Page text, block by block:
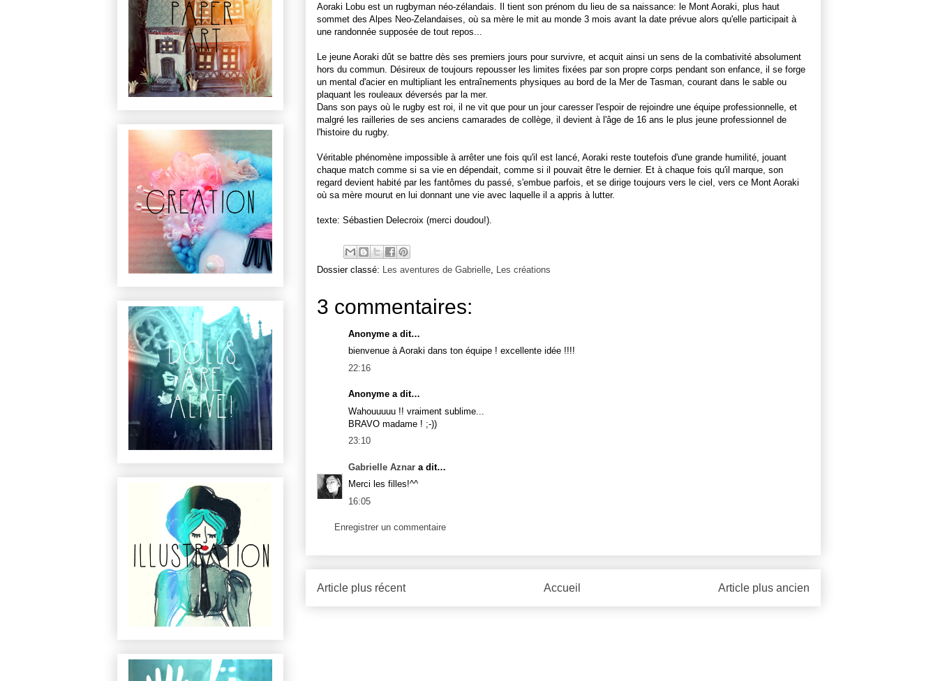
Aoraki Lobu est un rugbyman néo-zélandais. Il tient son prénom du lieu de sa naissance: le Mont Aoraki, plus haut
sommet des Alpes Neo-Zelandaises, où sa mère le mit au monde 3 mois avant la date prévue alors qu'elle participait à
une randonnée supposée de tout repos...
Le jeune Aoraki dût se battre dès ses premiers jours pour survivre, et acquit ainsi un sens de la combativité absolument
hors du commun. Désireux de toujours repousser les limites fixées par son propre corps pendant son enfance, il se forge
un mental d'acier en multipliant les entraînements physiques au bord de la Mer de Tasman, courant dans le sable ou
plaquant les rouleaux déversés par la mer.
Dans son pays où le rugby est roi, il ne vit que pour un jour caresser l'espoir de rejoindre une équipe professionnelle, et
malgré les railleries de ses anciens camarades de collège, il devient à l'âge de 16 ans le plus jeune professionnel de
l'histoire du rugby.
Véritable phénomène impossible à arrêter une fois qu'il est lancé, Aoraki reste toutefois d'une grande humilité, jouant
chaque match comme si sa vie en dépendait, comme si il pouvait être le dernier. Et à chaque fois qu'il marque, son
regard devient habité par les fantômes du passé, s'embue parfois, et se dirige toujours vers le ciel, vers ce Mont Aoraki
où sa mère mourut en lui donnant une vie avec laquelle il a appris à lutter.
texte: Sébastien Delecroix (merci doudou!).
Dossier classé: Les aventures de Gabrielle Les créations
3 commentaires:
Anonyme a dit…
bienvenue à Aoraki dans ton équipe ! excellente idée !!!!
22:16
Anonyme a dit…
Wahouuuuu !! vraiment sublime...
BRAVO madame ! ;-))
23:10
Gabrielle Aznar a dit…
Merci les filles!^^
16:05
Enregistrer un commentaire
Article plus récent Article plus ancien
Accueil